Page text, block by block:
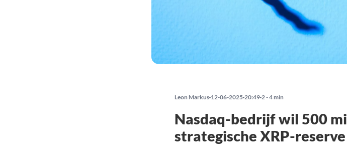
Leon Markus 12-06-2025 20:49 2 - 4 min
Nasdaq-bedrijf wil 500
strategische XRP-reserve